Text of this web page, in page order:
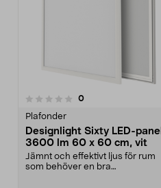
0recensioner
Plafonder
Designlight Sixty LED-panel
3600 lm 60 x 60 cm, vit
Jämnt och effektivt ljus för rum
som behöver en bra